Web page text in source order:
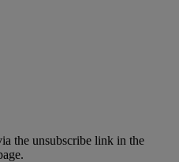
the unsubscribe link in the